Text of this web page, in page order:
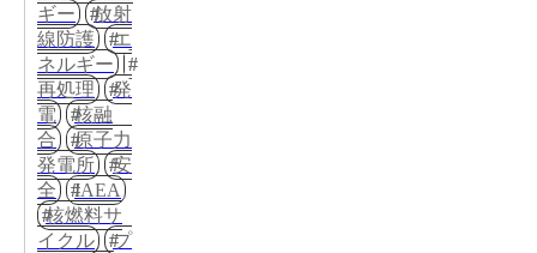
ギー
放射
線防護
エ
ネルギー
再処理
発
電
核融
合
原子力
発電所
安
全
IAEA
核燃料サ
イクル
プ